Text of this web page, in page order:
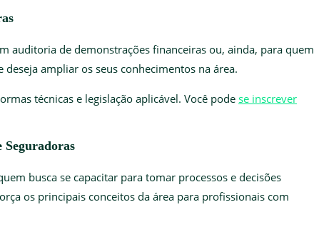
auditoria de demonstrações financeiras ou, ainda, para quem
ampliar os seus conhecimentos na área.
técnicas e legislação aplicável. Você pode se inscrever
busca se capacitar para tomar processos e decisões
os principais conceitos da área para profissionais com